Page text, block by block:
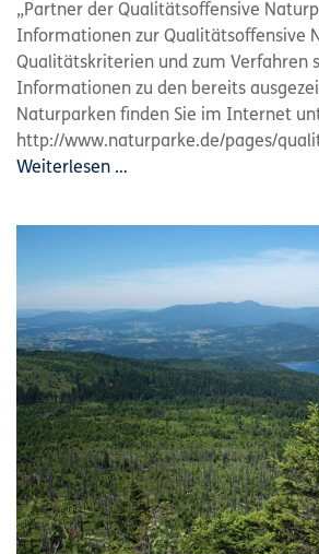
„Partner der Qualitätsoffensive
Informationen zur Qualitätsoffensive
Qualitätskriterien und zum Verfahren
Informationen zu den bereits
Naturparken finden Sie im Internet
http://www.naturparke.de/pages/
Weiterlesen …